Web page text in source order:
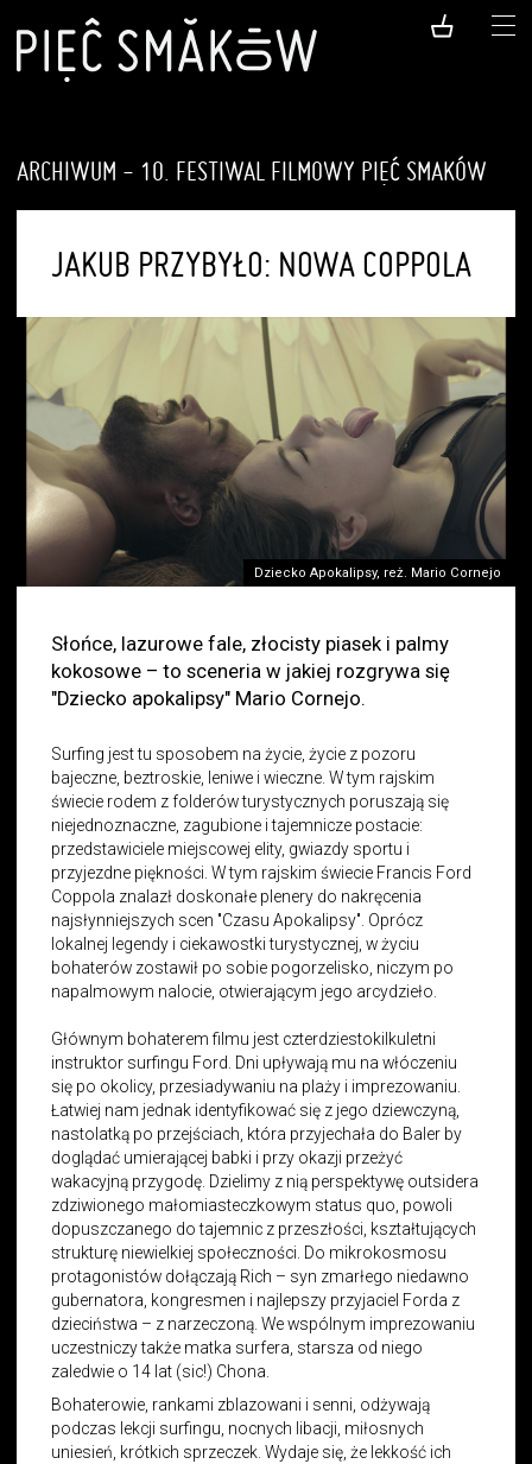
ARCHIWUM - 10. FESTIWAL FILMOWY PIĘĆ SMAKÓW
JAKUB PRZYBYŁO: NOWA COPPOLA
Dziecko Apokalipsy, reż. Mario Cornejo
Słońce, lazurowe fale, złocisty piasek i palmy
kokosowe – to sceneria w jakiej rozgrywa się
"Dziecko apokalipsy" Mario Cornejo.
Surfing jest tu sposobem na życie, życie z pozoru
bajeczne, beztroskie, leniwe i wieczne. W tym rajskim
świecie rodem z folderów turystycznych poruszają się
niejednoznaczne, zagubione i tajemnicze postacie:
przedstawiciele miejscowej elity, gwiazdy sportu i
przyjezdne piękności. W tym rajskim świecie Francis Ford
Coppola znalazł doskonałe plenery do nakręcenia
najsłynniejszych scen "Czasu Apokalipsy". Oprócz
lokalnej legendy i ciekawostki turystycznej, w życiu
bohaterów zostawił po sobie pogorzelisko, niczym po
napalmowym nalocie, otwierającym jego arcydzieło.
Głównym bohaterem filmu jest czterdziestokilkuletni
instruktor surfingu Ford. Dni upływają mu na włóczeniu
się po okolicy, przesiadywaniu na plaży i imprezowaniu.
Łatwiej nam jednak identyfikować się z jego dziewczyną,
nastolatką po przejściach, która przyjechała do Baler by
doglądać umierającej babki i przy okazji przeżyć
wakacyjną przygodę. Dzielimy z nią perspektywę outsidera
zdziwionego małomiasteczkowym status quo, powoli
dopuszczanego do tajemnic z przeszłości, kształtujących
strukturę niewielkiej społeczności. Do mikrokosmosu
protagonistów dołączają Rich – syn zmarłego niedawno
gubernatora, kongresmen i najlepszy przyjaciel Forda z
dzieciństwa – z narzeczoną. We wspólnym imprezowaniu
uczestniczy także matka surfera, starsza od niego
zaledwie o 14 lat (sic!) Chona.
Bohaterowie, rankami zblazowani i senni, odżywają
podczas lekcji surfingu, nocnych libacji, miłosnych
uniesień, krótkich sprzeczek. Wydaje się, że lekkość ich